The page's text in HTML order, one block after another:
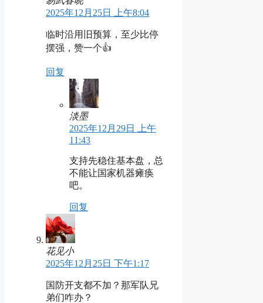
2025年12月25日 上午8:04
临时沿用旧预算，至少比停
摆强，赞一个👍
回复
淡墨
2025年12月29日 上午
11:43
支持先稳住基本盘，总
不能让国家机器瘫痪
吧。
回复
花见小
2025年12月25日 下午1:17
国防开支都不加？那军队兄
弟们咋办？